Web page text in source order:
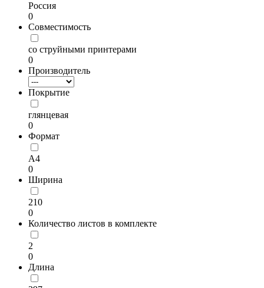
Россия
0
Совместимость
со струйными принтерами
0
Производитель
Покрытие
глянцевая
0
Формат
А4
0
Ширина
210
0
Количество листов в комплекте
2
0
Длина